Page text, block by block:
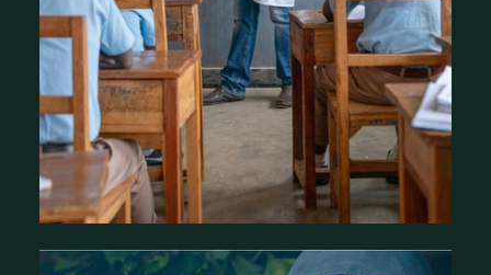
Nos programmes et partenariats